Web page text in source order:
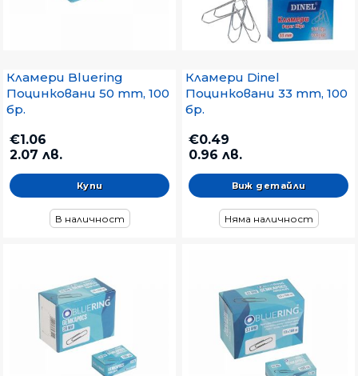
Кламери Bluering
Поцинковани 50 mm, 100
бр.
€1.06
2.07 лв.
В наличност
Кламери Dinel
Поцинковани 33 mm, 100
бр.
€0.49
0.96 лв.
Виж детайли
Няма наличност